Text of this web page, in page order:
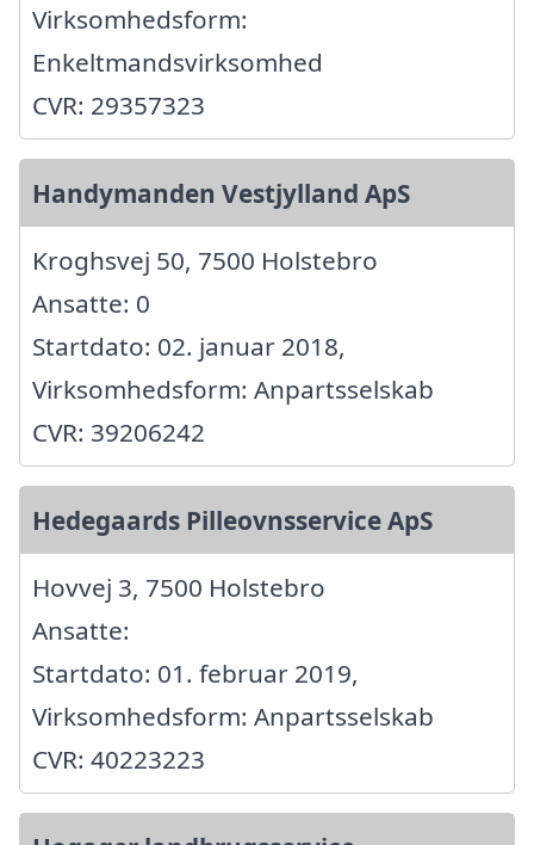
Virksomhedsform:
Enkeltmandsvirksomhed
CVR: 29357323
Handymanden Vestjylland ApS
Kroghsvej 50, 7500 Holstebro
Ansatte: 0
Startdato: 02. januar 2018,
Virksomhedsform: Anpartsselskab
CVR: 39206242
Hedegaards Pilleovnsservice ApS
Hovvej 3, 7500 Holstebro
Ansatte:
Startdato: 01. februar 2019,
Virksomhedsform: Anpartsselskab
CVR: 40223223